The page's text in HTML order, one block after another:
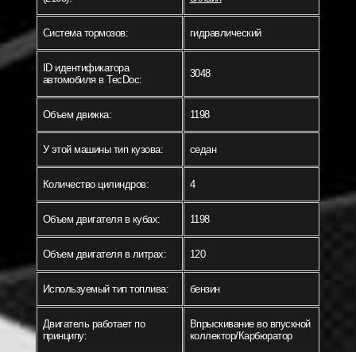
Система тормозов: гидравлический
ID идентификатора
автомобиля в TecDoc:
3048
Объем движка: 1198
У этой машины тип кузова: седан
Количество цилиндров: 4
Объем двигателя в кубах: 1198
Объем двигателя в литрах: 120
Используемый тип топлива: бензин
Двигатель работает по
принципу:
Впрыскивание во впускной
коллектор/Карбюратор